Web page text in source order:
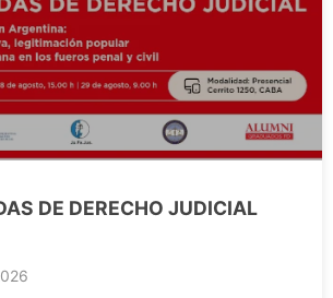
DE DERECHO JUDICIAL